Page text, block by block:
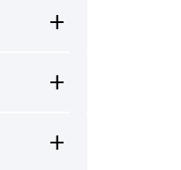
add
add
add